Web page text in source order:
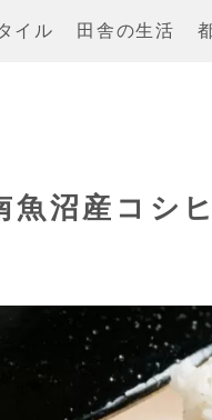
イル 田舎の生活
魚沼産コシ